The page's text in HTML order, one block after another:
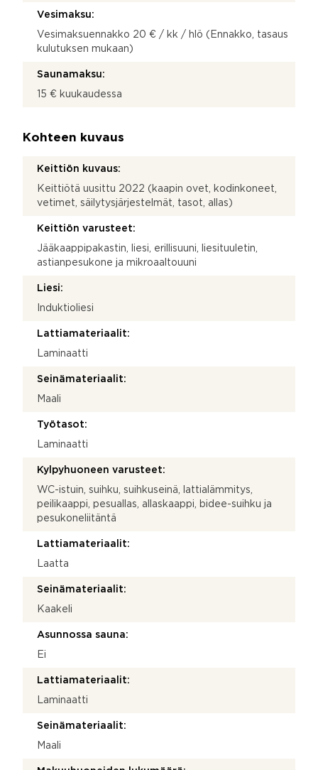
Vesimaksu:
Vesimaksuennakko 20 € / kk / hlö (Ennakko, tasaus
kulutuksen mukaan)
Saunamaksu:
15 € kuukaudessa
Kohteen kuvaus
Keittiön kuvaus:
Keittiötä uusittu 2022 (kaapin ovet, kodinkoneet,
vetimet, säilytysjärjestelmät, tasot, allas)
Keittiön varusteet:
Jääkaappipakastin, liesi, erillisuuni, liesituuletin,
astianpesukone ja mikroaaltouuni
Liesi:
Induktioliesi
Lattiamateriaalit:
Laminaatti
Seinämateriaalit:
Maali
Työtasot:
Laminaatti
Kylpyhuoneen varusteet:
WC-istuin, suihku, suihkuseinä, lattialämmitys,
peilikaappi, pesuallas, allaskaappi, bidee-suihku ja
pesukoneliitäntä
Lattiamateriaalit:
Laatta
Seinämateriaalit:
Kaakeli
Asunnossa sauna:
Ei
Lattiamateriaalit:
Laminaatti
Seinämateriaalit:
Maali